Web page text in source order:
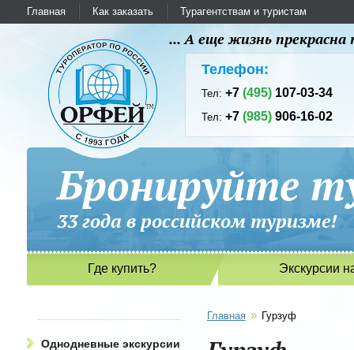
Главная Как заказать Турагентствам и туристам
... А еще жизнь
Телефон:
Тел:+7(495) 107-03-34
Тел:+7(985) 906-16-02
Бронируйте
33 года в российском
Где купить? Экскурсии
Однодневные экскурсии
Главная » Гурзуф